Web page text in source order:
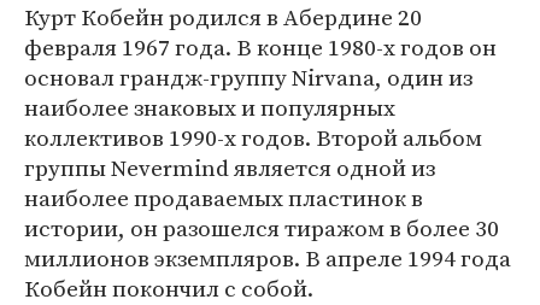
Курт Кобейн родился в Абердине 20
февраля 1967 года. В конце 1980-х годов он
основал грандж-группу Nirvana, один из
наиболее знаковых и популярных
коллективов 1990-х годов. Второй альбом
группы Nevermind является одной из
наиболее продаваемых пластинок в
истории, он разошелся тиражом в более 30
миллионов экземпляров. В апреле 1994 года
Кобейн покончил с собой.